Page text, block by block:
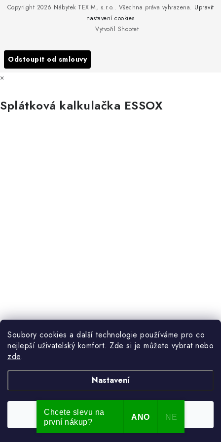
Soubory cookies a další technologie používáme pro co
nejlepší uživatelský komfort. Zde si je můžete vybrat nebo
zde.
Nastavení
Souhlasím
Doprava nábytku k Vám
Reklamace
Nákup na splátky ESSOX
to!
Nakupujte zahradní nábytek i v zimě
Podzimní očista a úklid zahradního nábytku
Vytvořil Shoptet
Copyright 2026 Nábytek TEXIM, s.r.o.. Všechna práva vyhrazena. Upravit
nastavení cookies
Odstoupit od smlouvy
×
Splátková kalkulačka ESSOX
Chcete slevu na
první nákup?
ANO NE